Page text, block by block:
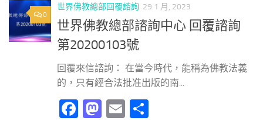
0
世界佛教總部回覆諮詢 29 1 月, 2023
世界佛教總部諮詢中心 回覆諮詢
第20200103號
回覆來信諮詢： 在當今時代，能稱為佛教法義
的，只有經合法批准出版的南...
Facebook
Mastodon
Email